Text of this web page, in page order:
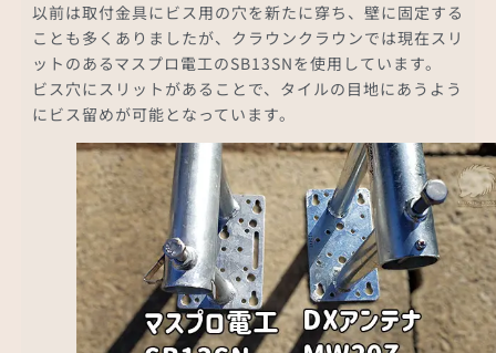
以前は取付金具にビス用の穴を新たに穿ち、壁に固定する
ことも多くありましたが、クラウンクラウンでは現在スリ
ットのあるマスプロ電工のSB13SNを使用しています。
ビス穴にスリットがあることで、タイルの目地にあうよう
にビス留めが可能となっています。